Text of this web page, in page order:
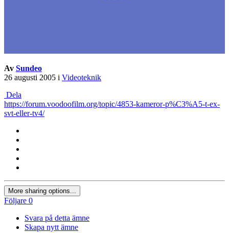
Av Sundeo
26 augusti 2005 i Videoteknik
Dela
https://forum.voodoofilm.org/topic/4853-kameror-p%C3%A5-t-ex-
svt-eller-tv4/
More sharing options...
Följare 0
Svara på detta ämne
Skapa nytt ämne